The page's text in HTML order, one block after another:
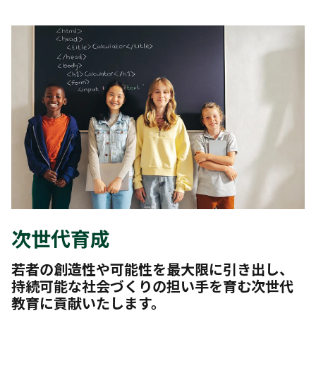
次世代育成
若者の創造性や可能性を最大限に引き出し、
持続可能な社会づくりの担い手を育む次世代
教育に貢献いたします。